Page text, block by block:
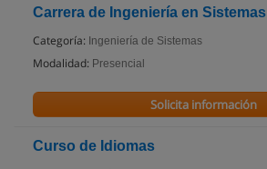
Carrera de Ingeniería en Sistemas
Categoría: Ingeniería de Sistemas
Modalidad: Presencial
Solicita información
Curso de Idiomas